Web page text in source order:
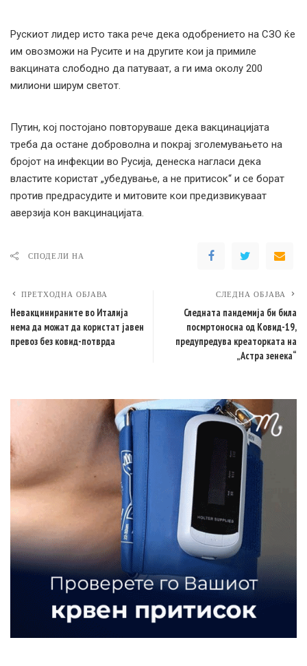
Рускиот лидер исто така рече дека одобрението на СЗО ќе
им овозможи на Русите и на другите кои ја примиле
вакцината слободно да патуваат, а ги има околу 200
милиони ширум светот.
Путин, кој постојано повторуваше дека вакцинацијата
треба да остане доброволна и покрај зголемувањето на
бројот на инфекции во Русија, денеска нагласи дека
властите користат „убедување, а не притисок“ и се борат
против предрасудите и митовите кои предизвикуваат
аверзија кон вакцинацијата.
СПОДЕЛИ НА
ПРЕТХОДНА ОБЈАВА
Невакцинираните во Италија
нема да можат да користат јавен
превоз без ковид-потврда
СЛЕДНА ОБЈАВА
Следната пандемија би била
посмртоносна од Ковид-19,
предупредува креаторката на
„Астра зенека“